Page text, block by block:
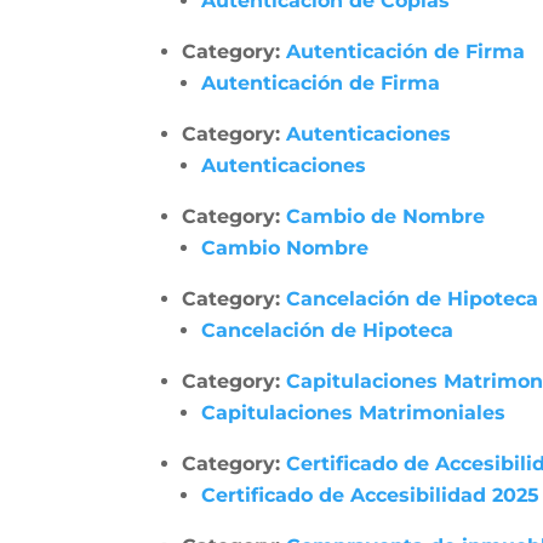
Category:Autenticación de Firma
Autenticación de Firma
Category:Autenticaciones
Autenticaciones
Category:Cambio de Nombre
Cambio Nombre
Category:Cancelación de Hipoteca
Cancelación de Hipoteca
Category:Capitulaciones
Capitulaciones Matrimoniales
Category:Certificado de
Certificado de Accesibilidad 2025